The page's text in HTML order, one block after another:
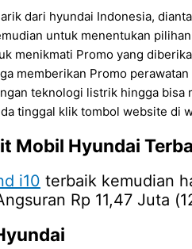
dari hyundai Indonesia,
untuk menentukan
menikmati Promo yang
memberikan Promo
teknologi listrik hingga
tinggal klik tombol website di
Mobil Hyundai
i10 terbaik kemudian
Rp 11,47 Juta